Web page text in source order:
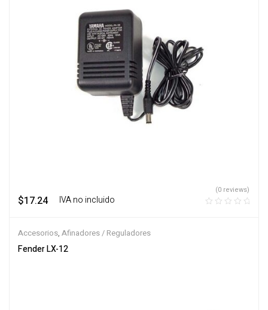
$17.24 ‎ ‎ ‎ IVA no incluido
(0 reviews)
Accesorios, Afinadores / Reguladores
Fender LX-12